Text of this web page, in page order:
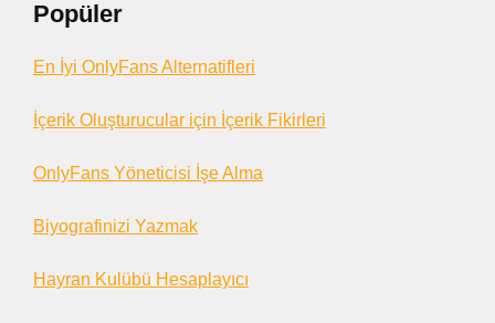
Popüler
En İyi OnlyFans Alternatifleri
İçerik Oluşturucular için İçerik Fikirleri
OnlyFans Yöneticisi İşe Alma
Biyografinizi Yazmak
Hayran Kulübü Hesaplayıcı